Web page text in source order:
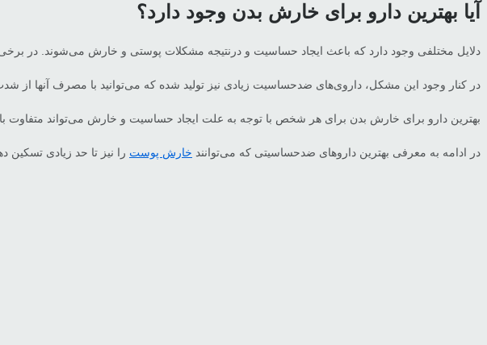
آیا بهترین دارو برای خارش بدن وجود دارد؟
دلایل مختلفی وجود دارد که باعث ایجاد حساسیت و درنتیجه مشکلات پوستی و خارش می‌شوند. در
در کنار وجود این مشکل، داروی‌های ضدحساسیت زیادی نیز تولید شده که می‌توانید با مصرف آنها از
بهترین دارو برای خارش بدن برای هر شخص با توجه به علت ایجاد حساسیت و خارش می‌تواند
در ادامه به معرفی بهترین داروهای ضدحساسیتی که می‌توانند خارش پوست را نیز تا حد زیادی تسکین